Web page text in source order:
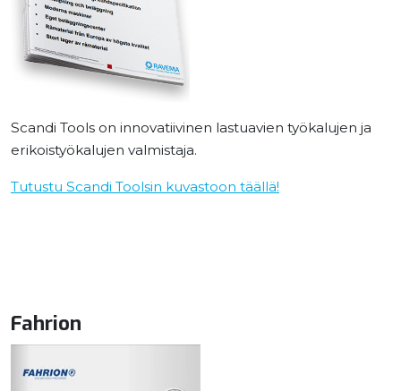
Scandi Tools on innovatiivinen lastuavien työkalujen ja
erikoistyökalujen valmistaja.
Tutustu Scandi Toolsin kuvastoon täällä!
Fahrion